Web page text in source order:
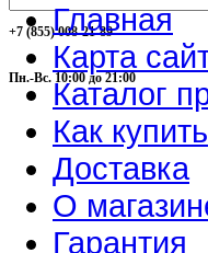
+7 (855) 008-21-89
Пн.-Вс. 10:00 до 21:00
Главная
Карта
Каталог
Как купить
Доставка
О
Гарантия